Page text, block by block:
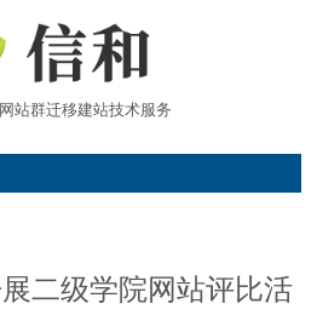
站群迁移建站技术服务
群建站
二级学院网站评比活